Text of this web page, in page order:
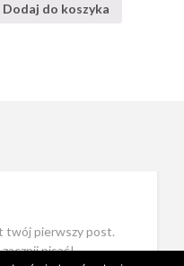
Dodaj do koszyka
twój pierwszy post.
pisać!